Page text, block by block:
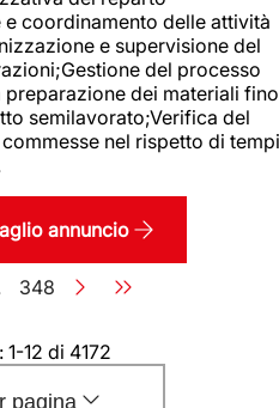
coordinamento delle attività
e supervisione del
del processo
dei materiali fino
semilavorato;Verifica del
nel rispetto di
annuncio
Pagina
348
1-12 di 4172
pagina